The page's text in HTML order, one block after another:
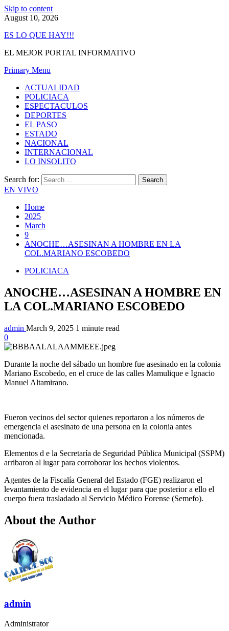
Skip to content
August 10, 2026
ES LO QUE HAY!!!
EL MEJOR PORTAL INFORMATIVO
Primary Menu
ACTUALIDAD
POLICIACA
ESPECTACULOS
DEPORTES
EL PASO
ESTADO
NACIONAL
INTERNACIONAL
LO INSOLITO
Search for:
EN VIVO
Home
2025
March
9
ANOCHE…ASESINAN A HOMBRE EN LA
COL.MARIANO ESCOBEDO
POLICIACA
ANOCHE…ASESINAN A HOMBRE EN
LA COL.MARIANO ESCOBEDO
admin March 9, 2025 1 minute read
0
Durante la noche del sábado un hombre fue asesinado en la colonia
Mariano Escobedo, en el cruce de las calles Mamulique e Ignacio
Manuel Altamirano.
Fueron vecinos del sector quienes reportaron a los números de
emergencia el asesinato de una persona en la colonia antes
mencionada.
Elementos d e la Secretaría de Seguridad Pública Municipal (SSPM)
arribaron al lugar para corroborar los hechos violentos.
Agentes de la Fiscalía General del Estado (FGE) realizaron el
levantamiento de evidencia en el lugar para que posterior a ello el
cuerpo fuera trasladado al Servicio Médico Forense (Semefo).
About the Author
admin
Administrator